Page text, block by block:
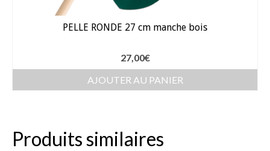
Outillage
Baches
Soin des plantes
Pépinières
PELLE RONDE 27 cm manche bois
27,00€
AJOUTER AU PANIER
Produits similaires